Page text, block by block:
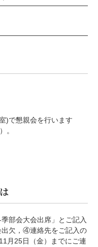
)で懇親会を行います
。
部会大会出席」とご記入
欠，④連絡先をご記入の
月25日（金）までにご連